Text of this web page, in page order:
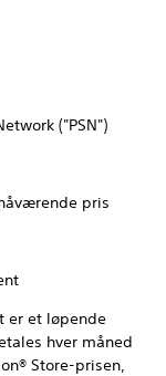
("PSN")
pris
er et løpende
hver måned
Store-prisen,